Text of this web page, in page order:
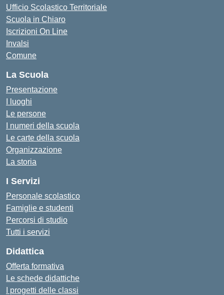
Ufficio Scolastico Territoriale
Scuola in Chiaro
Iscrizioni On Line
Invalsi
Comune
La Scuola
Presentazione
I luoghi
Le persone
I numeri della scuola
Le carte della scuola
Organizzazione
La storia
I Servizi
Personale scolastico
Famiglie e studenti
Percorsi di studio
Tutti i servizi
Didattica
Offerta formativa
Le schede didattiche
I progetti delle classi